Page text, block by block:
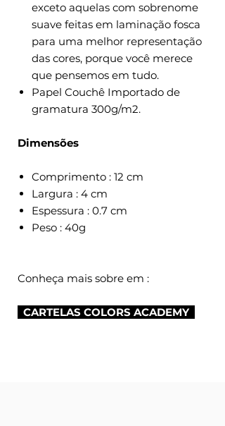
exceto aquelas com sobrenome
suave feitas em laminação fosca
para uma melhor representação
das cores, porque você merece
que pensemos em tudo.
Papel Couchê Importado de
gramatura 300g/m2.
Dimensões
Comprimento : 12 cm
Largura : 4 cm
Espessura : 0.7 cm
Peso : 40g
Conheça mais sobre em :
CARTELAS COLORS ACADEMY